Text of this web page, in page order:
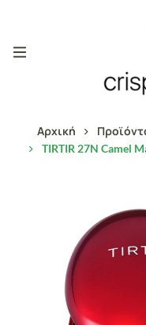
Αρχική
TIRTIR 27N Camel